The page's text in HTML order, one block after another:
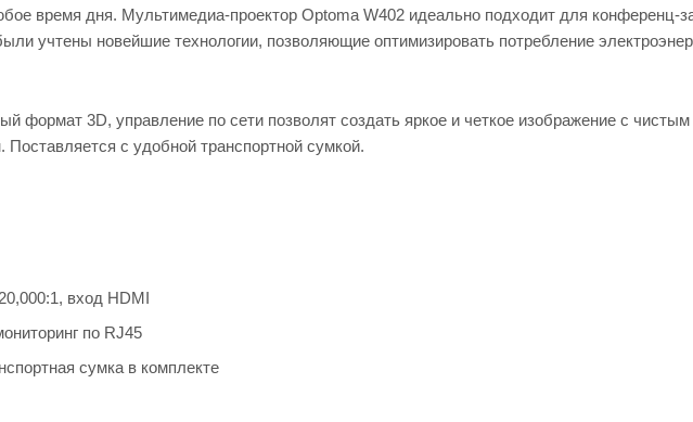
время дня. Мультимедиа-проектор Optoma W402 идеально подходит для конференц-
учтены новейшие технологии, позволяющие оптимизировать потребление
формат 3D, управление по сети позволят создать яркое и четкое изображение с чистым
Поставляется с удобной транспортной сумкой.
вход HDMI
по RJ45
сумка в комплекте